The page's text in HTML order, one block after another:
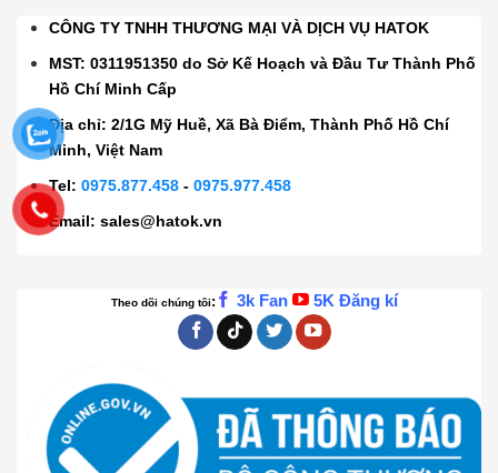
CÔNG TY TNHH THƯƠNG MẠI VÀ DỊCH VỤ HATOK
MST: 0311951350 do Sở Kế Hoạch và Đầu Tư Thành Phố
Hồ Chí Minh Cấp
Địa chỉ: 2/1G Mỹ Huề, Xã Bà Điểm, Thành Phố Hồ Chí
Minh, Việt Nam
Tel:0975.877.458 -0975.977.458
Email:sales@hatok.vn
Theo dõi chúng tôi: 3k Fan 5K Đăng kí